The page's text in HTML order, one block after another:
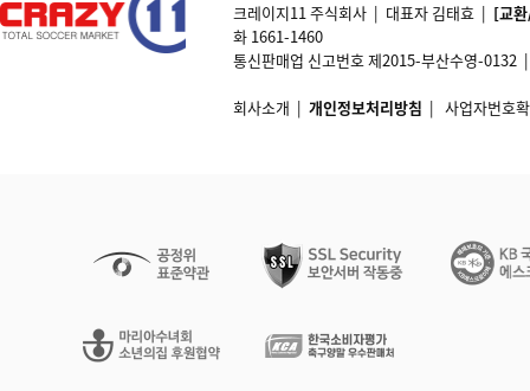
크레이지11 주식회사 | 대표자 김태효 | [교
화 1661-1460
통신판매업 신고번호 제2015-부산수영-
회사소개 | 개인정보처리방침 | 사업자번호